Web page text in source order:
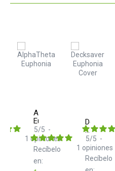
AlphaTheta
Euphonia
Recíbelo
en:
5/5 -
1 opiniones
Decksaver
Euphonia
Cover
Recíbelo
5/5 -
1 opiniones